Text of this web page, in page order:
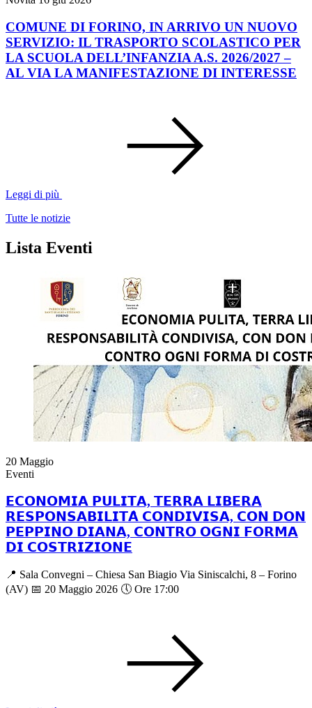
COMUNE DI FORINO, IN ARRIVO UN NUOVO
SERVIZIO: IL TRASPORTO SCOLASTICO PER
LA SCUOLA DELL’INFANZIA A.S. 2026/2027 –
AL VIA LA MANIFESTAZIONE DI INTERESSE
Leggi di più
Tutte le notizie
Lista Eventi
20 Maggio
Eventi
𝗘𝗖𝗢𝗡𝗢𝗠𝗜𝗔 𝗣𝗨𝗟𝗜𝗧𝗔, 𝗧𝗘𝗥𝗥𝗔 𝗟𝗜𝗕𝗘𝗥𝗔
𝗥𝗘𝗦𝗣𝗢𝗡𝗦𝗔𝗕𝗜𝗟𝗜𝗧𝗔̀ 𝗖𝗢𝗡𝗗𝗜𝗩𝗜𝗦𝗔, 𝗖𝗢𝗡 𝗗𝗢𝗡
𝗣𝗘𝗣𝗣𝗜𝗡𝗢 𝗗𝗜𝗔𝗡𝗔, 𝗖𝗢𝗡𝗧𝗥𝗢 𝗢𝗚𝗡𝗜 𝗙𝗢𝗥𝗠𝗔
𝗗𝗜 𝗖𝗢𝗦𝗧𝗥𝗜𝗭𝗜𝗢𝗡𝗘
📍 Sala Convegni – Chiesa San Biagio Via Siniscalchi, 8 – Forino
(AV) 📅 20 Maggio 2026 🕔 Ore 17:00